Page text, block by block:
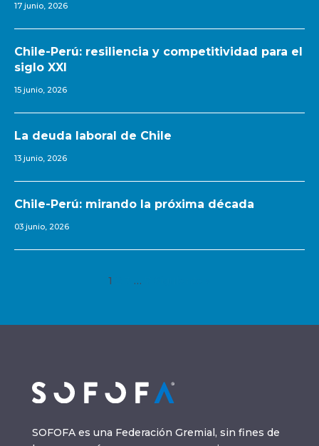
17 junio, 2026
Chile-Perú: resiliencia y competitividad para el
siglo XXI
15 junio, 2026
La deuda laboral de Chile
13 junio, 2026
Chile-Perú: mirando la próxima década
03 junio, 2026
1 …
SOFOFA es una Federación Gremial, sin fines de